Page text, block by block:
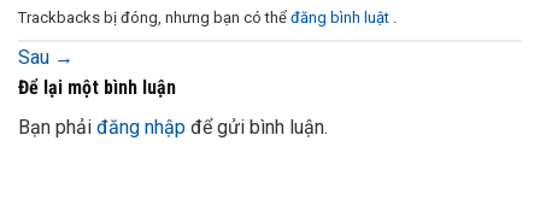
Trackbacks bị đóng, nhưng bạn có thể đăng bình luật .
Sau →
Để lại một bình luận
Bạn phải đăng nhập để gửi bình luận.